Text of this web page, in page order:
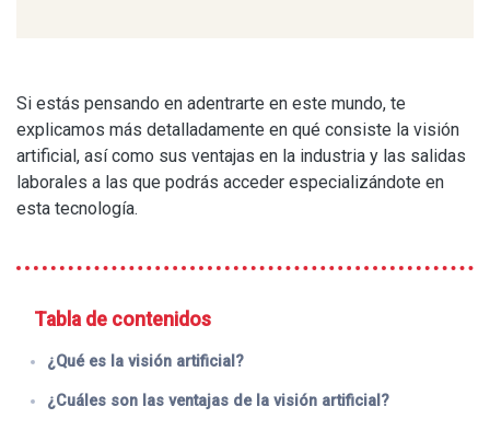
Si estás pensando en adentrarte en este mundo, te
explicamos más detalladamente en qué consiste la visión
artificial, así como sus ventajas en la industria y las salidas
laborales a las que podrás acceder especializándote en
esta tecnología.
Tabla de contenidos
¿Qué es la visión artificial?
¿Cuáles son las ventajas de la visión artificial?